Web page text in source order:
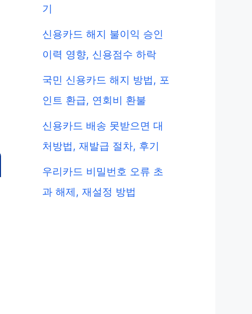
기
신용카드 해지 불이익 승인
이력 영향, 신용점수 하락
국민 신용카드 해지 방법, 포
인트 환급, 연회비 환불
신용카드 배송 못받으면 대
처방법, 재발급 절차, 후기
우리카드 비밀번호 오류 초
과 해제, 재설정 방법